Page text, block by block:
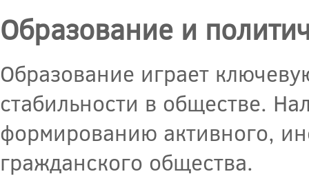
Образование и
Образование играет
стабильности в обществе.
формированию активного,
гражданского общества.